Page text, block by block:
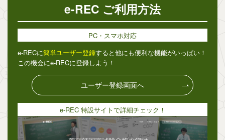
e-REC ご利用方法
PC・スマホ対応
e-RECに簡単ユーザー登録すると他にも便利な機能がいっぱい！
この機会にe-RECに登録しよう！
ユーザー登録画面へ
e-REC 特設サイトで詳細チェック！